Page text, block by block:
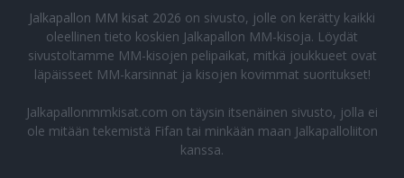
Jalkapallon MM kisat 2026 on sivusto, jolle on kerätty kaikki
oleellinen tieto koskien Jalkapallon MM-kisoja. Löydät
sivustoltamme MM-kisojen pelipaikat, mitkä joukkueet ovat
läpäisseet MM-karsinnat ja kisojen kovimmat suoritukset!
Jalkapallonmmkisat.com on täysin itsenäinen sivusto, jolla ei
ole mitään tekemistä Fifan tai minkään maan Jalkapalloliiton
kanssa.